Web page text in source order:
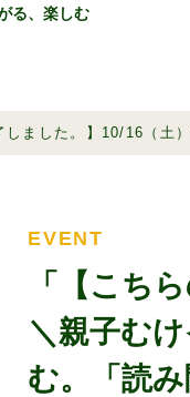
る、楽しむ
イベント情報
SPRAS AOBADAIとは
しました。】10/16（土
EVENT
「【こち
＼親子む
む。「読